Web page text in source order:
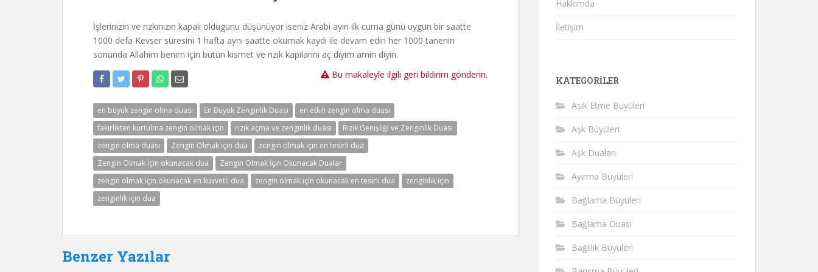
İşlerinizin ve rızkınızın kapalı oldugunu düşünüyor iseniz Arabi ayın ilk cuma günü uygun bir saatte
1000 defa Kevser süresini 1 hafta aynı saatte okumak kaydı ile devam edin her 1000 tanenin
sonunda Allahım benim için bütün kısmet ve rızık kapılarını aç diyim amin diyin.
Bu makaleyle ilgili geri bildirim gönderin.
en büyük zengin olma duası En Büyük Zenginlik Duası
en etkili zengin olma duası
fakirlikten kurtulma zengin olmak için
rızık açma ve zenginlik duası
Rızık Genişliği ve Zenginlik Duası
zengin olma duası
Zengin Olmak için dua
zengin olmak için en tesirli dua
Zengin Olmak İçin okunacak dua
Zengin Olmak İçin Okunacak Dualar
zengin olmak için okunacak en kuvvetli dua
zengin olmak için okunacak en tesirli dua
zenginlik için
zenginlik için dua
Benzer Yazılar
Hakkımda
İletişim
KATEGORILER
Aşık Etme Büyüleri
Aşk Büyüleri
Aşk Duaları
Ayırma Büyüleri
Bağlama Büyüleri
Bağlama Duası
Bağlılık Büyüleri